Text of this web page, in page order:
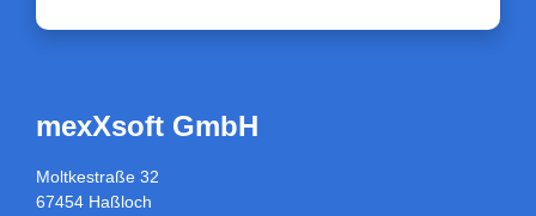
mexXsoft GmbH
Moltkestraße 32
67454 Haßloch